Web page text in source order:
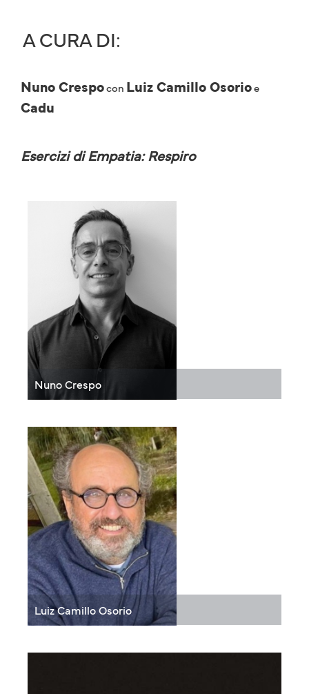
A CURA DI:
Nuno Crespocon Luiz Camillo Osorioe
Cadu
Esercizi di Empatia: Respiro
Nuno Crespo
Luiz Camillo Osorio